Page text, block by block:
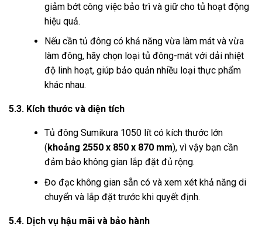
giảm bớt công việc bảo trì và giữ cho tủ hoạt động
hiệu quả.
Nếu cần tủ đông có khả năng vừa làm mát và vừa
làm đông, hãy chọn loại tủ đông-mát với dải nhiệt
độ linh hoạt, giúp bảo quản nhiều loại thực phẩm
khác nhau.
5.3. Kích thước và diện tích
Tủ đông Sumikura 1050 lít có kích thước lớn
( khoảng 2550 x 850 x 870 mm), vì vậy bạn cần
đảm bảo không gian lắp đặt đủ rộng.
Đo đạc không gian sẵn có và xem xét khả năng di
chuyển và lắp đặt trước khi quyết định.
5.4. Dịch vụ hậu mãi và bảo hành